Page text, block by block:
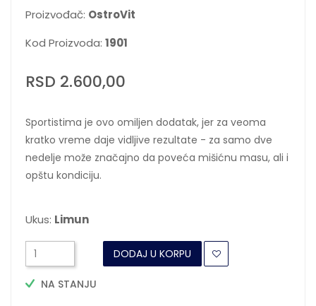
Proizvođač: OstroVit
Kod Proizvoda: 1901
RSD 2.600,00
Sportistima je ovo omiljen dodatak, jer za veoma
kratko vreme daje vidljive rezultate - za samo dve
nedelje može značajno da poveća mišićnu masu, ali i
opštu kondiciju.
Ukus: Limun
DODAJ U KORPU
NA STANJU